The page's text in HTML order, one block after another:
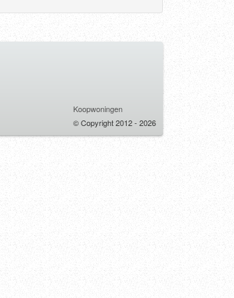
Koopwoningen
© Copyright 2012 - 2026